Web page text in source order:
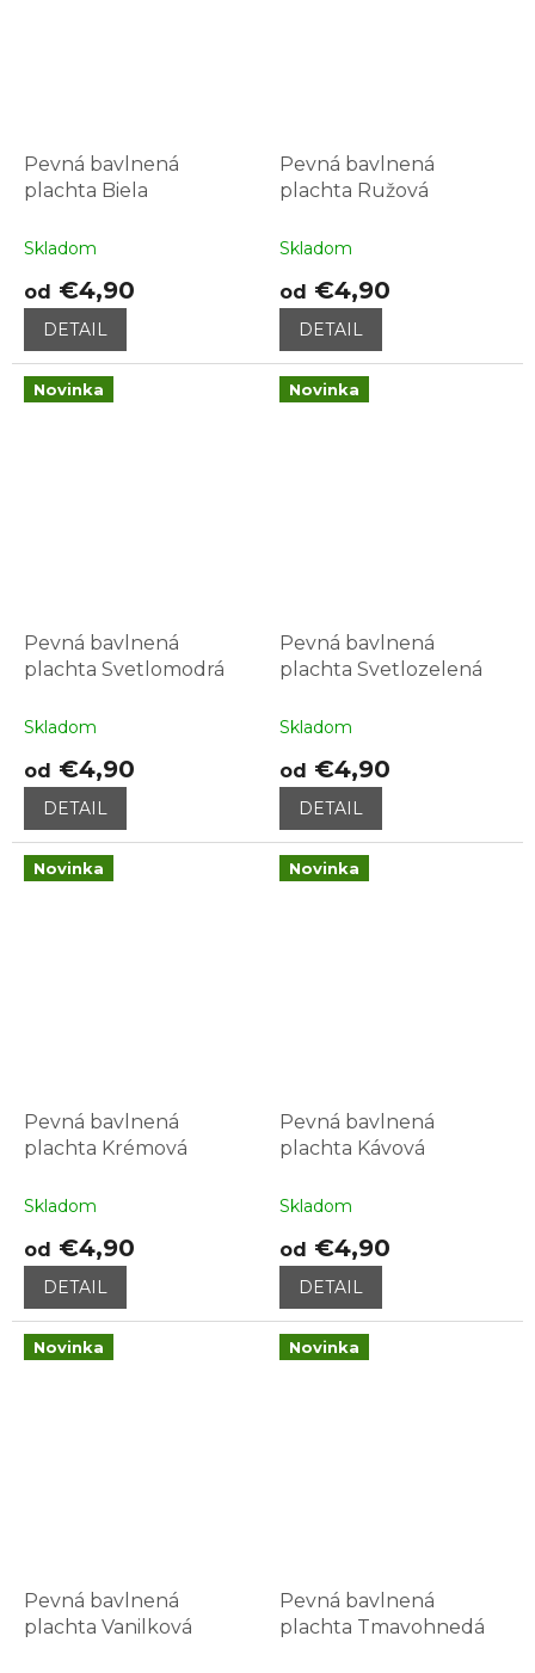
Pevná bavlnená
plachta Biela
Skladom
od €4,90
DETAIL
Pevná bavlnená
plachta Ružová
Skladom
od €4,90
DETAIL
Novinka
Pevná bavlnená
plachta Svetlomodrá
Skladom
od €4,90
DETAIL
Novinka
Pevná bavlnená
plachta Svetlozelená
Skladom
od €4,90
DETAIL
Novinka
Pevná bavlnená
plachta Krémová
Skladom
od €4,90
DETAIL
Novinka
Pevná bavlnená
plachta Kávová
Skladom
od €4,90
DETAIL
Novinka
Pevná bavlnená
plachta Vanilková
Novinka
Pevná bavlnená
plachta Tmavohnedá